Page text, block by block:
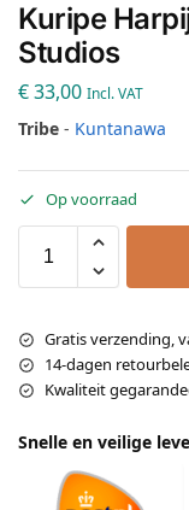
Kuripe
Studios
€33,00 Incl. VAT
Tribe - Kuntanawa
Op voorraad
Gratis verzending,
14-dagen
Kwaliteit
Snelle en veilige